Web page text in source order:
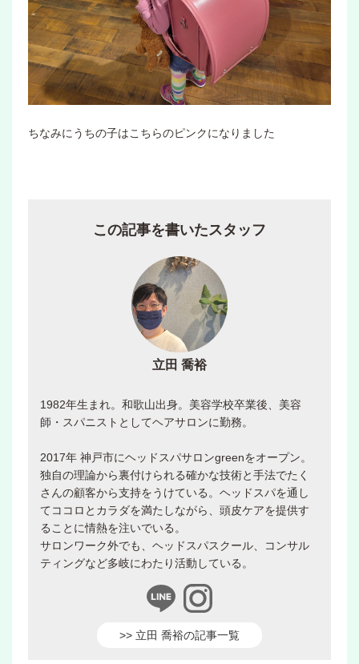
ちなみにうちの子はこちらのピンクになりました
この記事を書いたスタッフ
立田 喬裕
1982年生まれ。和歌山出身。美容学校卒業後、美容
師・スパニストとしてヘアサロンに勤務。
2017年 神戸市にヘッドスパサロンgreenをオープン。
独自の理論から裏付けられる確かな技術と手法でたく
さんの顧客から支持をうけている。ヘッドスパを通し
てココロとカラダを満たしながら、頭皮ケアを提供す
ることに情熱を注いでいる。
サロンワーク外でも、ヘッドスパスクール、コンサル
ティングなど多岐にわたり活動している。
>> 立田 喬裕の記事一覧